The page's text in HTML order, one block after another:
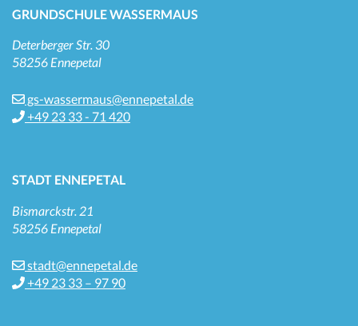
GRUNDSCHULE WASSERMAUS
Deterberger Str. 30
58256 Ennepetal
gs-wassermaus@ennepetal.de
+49 23 33 - 71 420
STADT ENNEPETAL
Bismarckstr. 21
58256 Ennepetal
stadt@ennepetal.de
+49 23 33 – 97 90